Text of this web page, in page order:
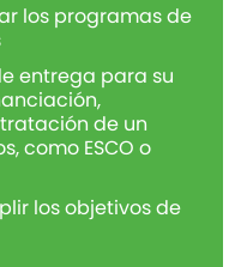
los programas de
entrega para su
de un
como ESCO o
los objetivos de